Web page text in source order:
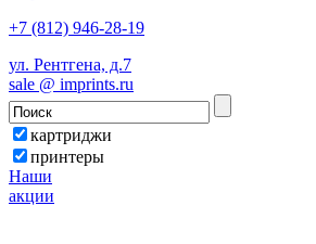
+7 (812) 946-28-19
ул. Рентгена, д.7
sale @ imprints.ru
картриджи
принтеры
Наши
акции